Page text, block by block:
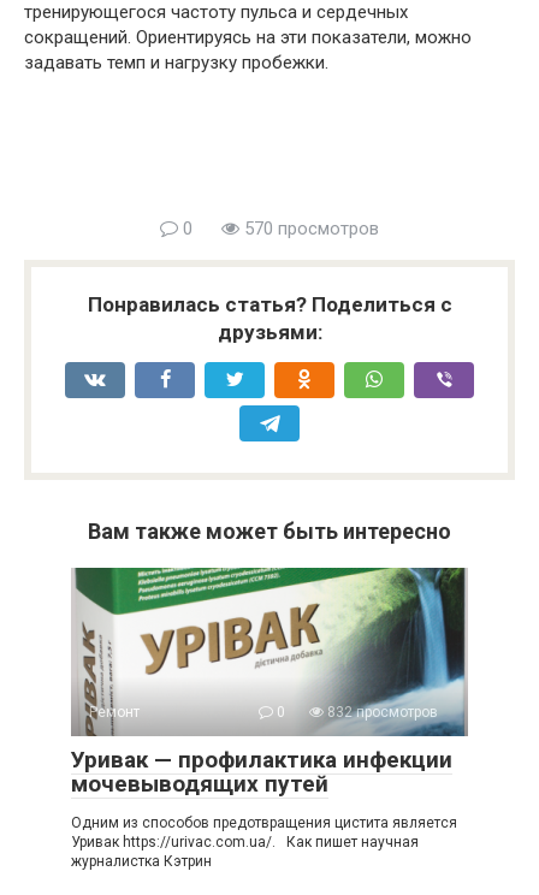
тренирующегося частоту пульса и сердечных
сокращений. Ориентируясь на эти показатели, можно
задавать темп и нагрузку пробежки.
0 570 просмотров
Понравилась статья? Поделиться с
друзьями:
Вам также может быть интересно
Ремонт 0 832 просмотров
Уривак — профилактика инфекции
мочевыводящих путей
Одним из способов предотвращения цистита является
Уривак https://urivac.com.ua/. Как пишет научная
журналистка Кэтрин